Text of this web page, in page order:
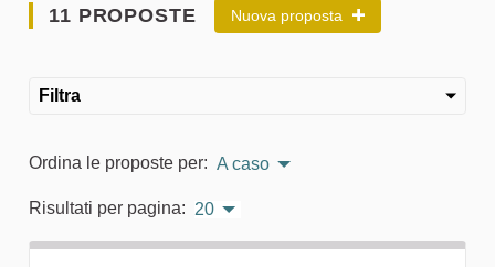
11 PROPOSTE Nuova proposta
Filtra
Ordina le proposte per: A caso
Risultati per pagina: 20